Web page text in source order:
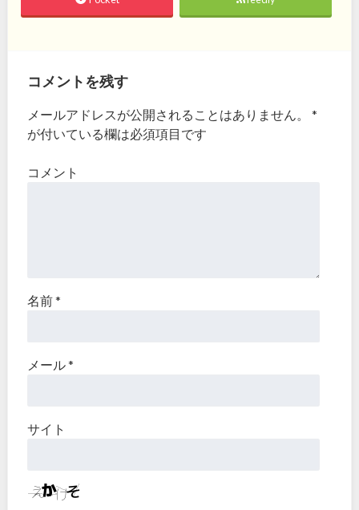
コメントを残す
メールアドレスが公開されることはありません。
*
が付いている欄は必須項目です
コメント
名前*
メール*
サイト